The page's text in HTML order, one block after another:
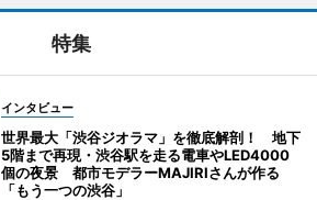
特集
インタビュー
世界最大「渋谷ジオラマ」を徹底解剖！ 地下
5階まで再現・渋谷駅を走る電車やLED4000
個の夜景 都市モデラーMAJIRIさんが作る
「もう一つの渋谷」